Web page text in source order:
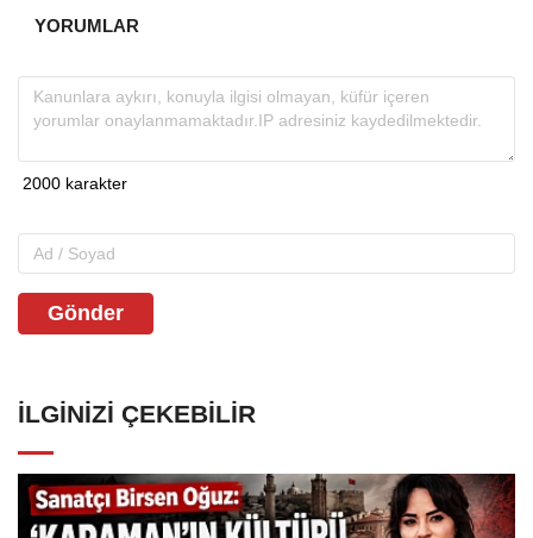
YORUMLAR
Gönder
İLGINIZI ÇEKEBILIR